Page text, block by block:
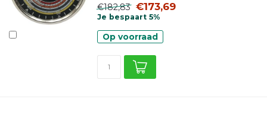
€182,83 €173,69
Je bespaart 5%
Op voorraad